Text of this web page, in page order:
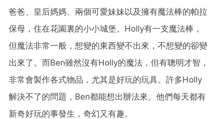
爸爸、皇后媽媽、兩個可愛妹妹以及擁有魔法棒的帕拉
保母，住在花園裏的小小城堡。Holly有一支魔法棒，
但魔法非常一般，想變的東西變不出來，不想變的卻變
出來了。而Ben雖然沒有Holly的魔法，但有聰明才智，
非常會製作各式物品，尤其是好玩的玩具。許多Holly
解決不了的問題，Ben都能想出辦法來。他們每天都有
新奇好玩的事發生，奇幻又有趣。